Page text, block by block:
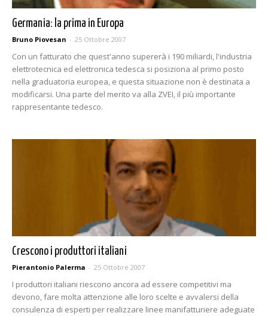
Germania: la prima in Europa
Bruno Piovesan - 25 Ottobre 2007
Con un fatturato che quest'anno supererà i 190 miliardi, l'industria
elettrotecnica ed elettronica tedesca si posiziona al primo posto
nella graduatoria europea, e questa situazione non è destinata a
modificarsi. Una parte del merito va alla ZVEI, il più importante
rappresentante tedesco.
Crescono i produttori italiani
Pierantonio Palerma - 25 Ottobre 2007
I produttori italiani riescono ancora ad essere competitivi ma
devono, fare molta attenzione alle loro scelte e avvalersi della
consulenza di esperti per realizzare linee manifatturiere adeguate